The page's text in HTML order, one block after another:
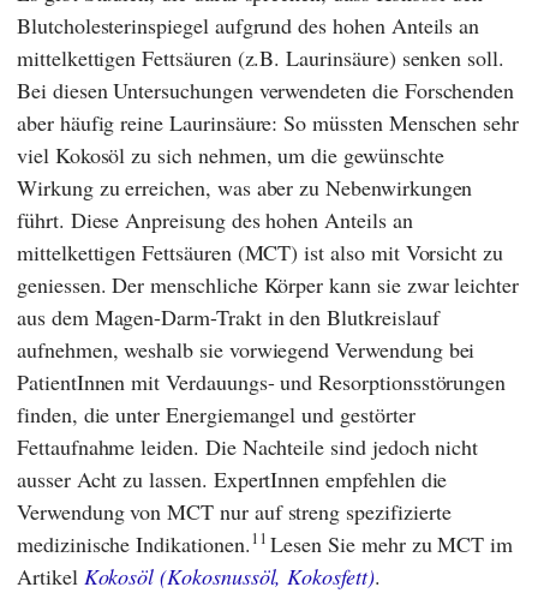
Blutcholesterinspiegel aufgrund des hohen Anteils an
mittelkettigen Fettsäuren (z.B. Laurinsäure) senken soll.
Bei diesen Untersuchungen verwendeten die Forschenden
aber häufig reine Laurinsäure: So müssten Menschen sehr
viel Kokosöl zu sich nehmen, um die gewünschte
Wirkung zu erreichen, was aber zu Nebenwirkungen
führt. Diese Anpreisung des hohen Anteils an
mittelkettigen Fettsäuren (MCT) ist also mit Vorsicht zu
geniessen. Der menschliche Körper kann sie zwar leichter
aus dem Magen-Darm-Trakt in den Blutkreislauf
aufnehmen, weshalb sie vorwiegend Verwendung bei
PatientInnen mit Verdauungs- und Resorptionsstörungen
finden, die unter Energiemangel und gestörter
Fettaufnahme leiden. Die Nachteile sind jedoch nicht
ausser Acht zu lassen. ExpertInnen empfehlen die
Verwendung von MCT nur auf streng spezifizierte
medizinische Indikationen.11Lesen Sie mehr zu MCT im
Artikel Kokosöl (Kokosnussöl, Kokosfett).